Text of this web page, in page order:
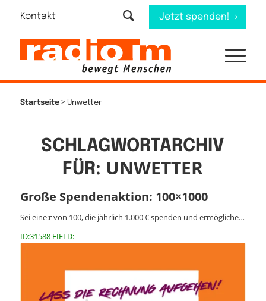
Kontakt Jetzt spenden!
Startseite> Unwetter
SCHLAGWORTARCHIV
FÜR: UNWETTER
Große Spendenaktion: 100×1000
Sei eine:r von 100, die jährlich 1.000 € spenden und ermögliche…
ID:31588 FIELD: